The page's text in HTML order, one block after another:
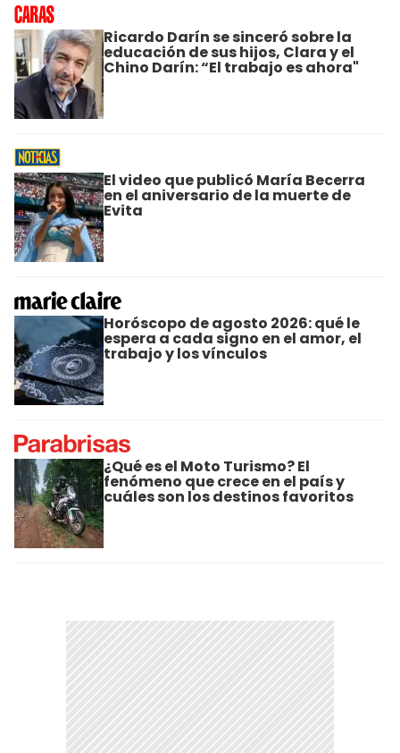
Ricardo Darín se sinceró sobre la
educación de sus hijos, Clara y el
Chino Darín: “El trabajo es ahora"
El video que publicó María Becerra
en el aniversario de la muerte de
Evita
Horóscopo de agosto 2026: qué le
espera a cada signo en el amor, el
trabajo y los vínculos
¿Qué es el Moto Turismo? El
fenómeno que crece en el país y
cuáles son los destinos favoritos